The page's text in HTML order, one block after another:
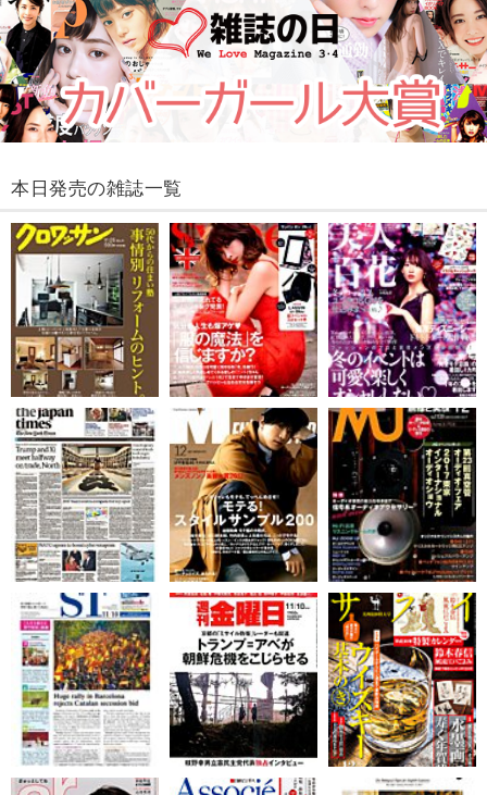
本日発売の雑誌一覧